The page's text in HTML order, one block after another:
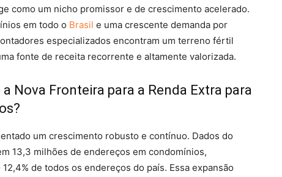
como um nicho promissor e de crescimento acelerado.
em todo o Brasil e uma crescente demanda por
especializados encontram um terreno fértil
fonte de receita recorrente e altamente valorizada.
Nova Fronteira para a Renda Extra para
um crescimento robusto e contínuo. Dados do
13,3 milhões de endereços em condomínios,
de todos os endereços do país. Essa expansão